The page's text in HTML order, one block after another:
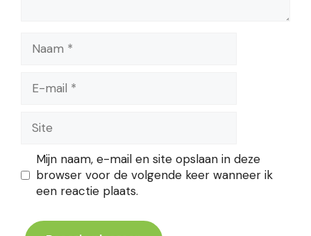
mail
Mijn naam, e-mail en site opslaan in deze
browser voor de volgende keer wanneer ik
een reactie plaats.